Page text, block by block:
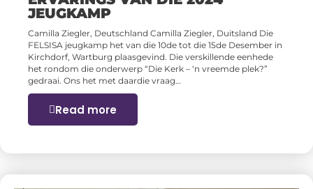
JEUGKAMP
Camilla Ziegler, Deutschland Camilla Ziegler, Duitsland Die
FELSISA jeugkamp het van die 10de tot die 15de Desember in
Kirchdorf, Wartburg plaasgevind. Die verskillende eenhede
het rondom die onderwerp “Die Kerk – ‘n vreemde plek?”
gedraai. Ons het met daardie vraag…
Read more